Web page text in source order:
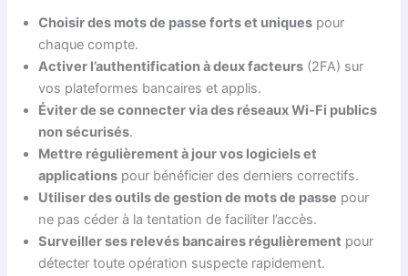
Choisir des mots de passe forts et uniques pour
chaque compte.
Activer l’authentification à deux facteurs (2FA) sur
vos plateformes bancaires et applis.
Éviter de se connecter via des réseaux Wi-Fi publics
non sécurisés.
Mettre régulièrement à jour vos logiciels et
applications pour bénéficier des derniers correctifs.
Utiliser des outils de gestion de mots de passe pour
ne pas céder à la tentation de faciliter l’accès.
Surveiller ses relevés bancaires régulièrement pour
détecter toute opération suspecte rapidement.